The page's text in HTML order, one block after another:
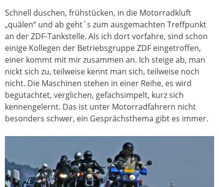
Schnell duschen, frühstücken, in die Motorradkluft
„quälen“ und ab geht´s zum ausgemachten Treffpunkt
an der ZDF-Tankstelle. Als ich dort vorfahre, sind schon
einige Kollegen der Betriebsgruppe ZDF eingetroffen,
einer kommt mit mir zusammen an. Ich steige ab, man
nickt sich zu, teilweise kennt man sich, teilweise noch
nicht. Die Maschinen stehen in einer Reihe, es wird
begutachtet, verglichen, gefachsimpelt, kurz sich
kennengelernt. Das ist unter Motorradfahrern nicht
besonders schwer, ein Gesprächsthema gibt es immer.